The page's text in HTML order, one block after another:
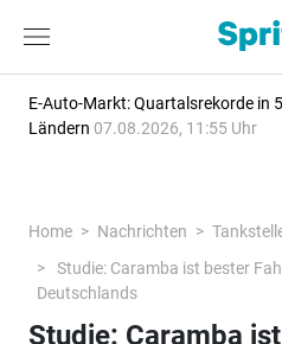
E-Auto-Markt: Quartalsrekorde in
Ländern 07.08.2026, 11:55 Uhr
Home Nachrichten
Studie: Caramba ist bester
Deutschlands
Studie: Caramba